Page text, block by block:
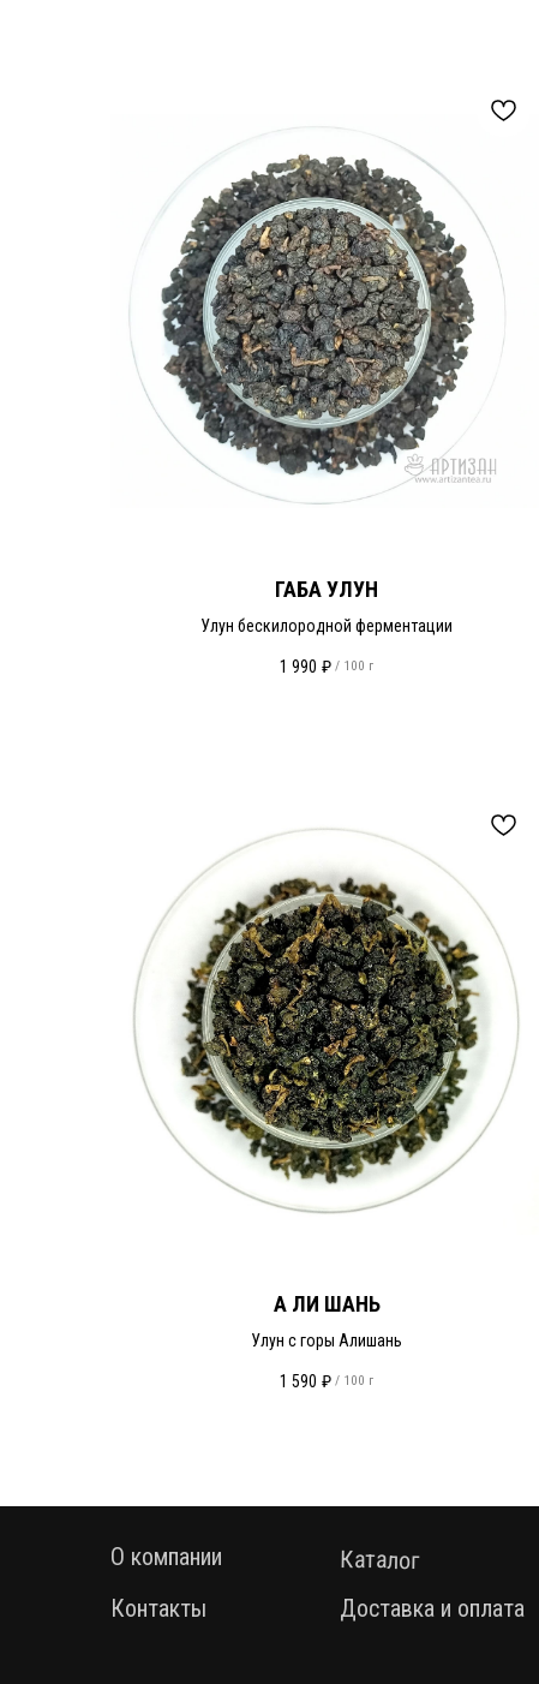
ГАБА УЛУН
Улун бескилородной ферментации
1 990 ₽ / 100 г
А ЛИ ШАНЬ
Улун с горы Алишань
1 590 ₽ / 100 г
О компании
Доставка и оплата
Контакты
Каталог